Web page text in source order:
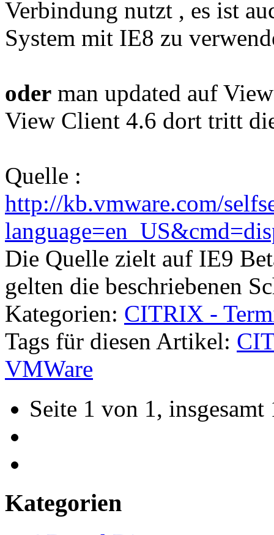
Verbindung nutzt , es ist
System mit IE8 zu
oder man updated auf
View Client 4.6 dort tritt
Quelle :
http://kb.vmware.com/
Die Quelle zielt auf IE9
gelten die beschriebenen
Kategorien: CITRIX -
Tags für diesen Artikel:
VMWare
Seite 1 von 1, insgesamt
Kategorien